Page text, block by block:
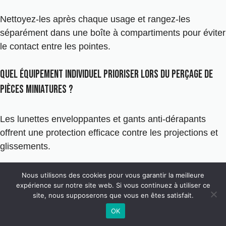
Nettoyez-les après chaque usage et rangez-les
séparément dans une boîte à compartiments pour éviter
le contact entre les pointes.
Quel équipement individuel prioriser lors du perçage de
pièces miniatures ?
Les lunettes enveloppantes et gants anti-dérapants
offrent une protection efficace contre les projections et
glissements.
Pourquoi choisir des accessoires de marques reconnues
pour ses maquettes ?
Les marques historiques garantissent la compatibilité et
Nous utilisons des cookies pour vous garantir la meilleure
expérience sur notre site web. Si vous continuez à utiliser ce
site, nous supposerons que vous en êtes satisfait.
OK